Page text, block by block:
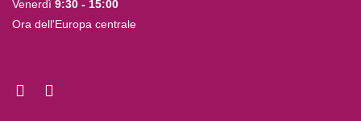
Venerdì 9:30 - 15:00
Ora dell'Europa centrale